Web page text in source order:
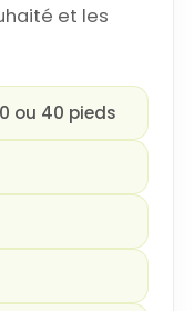
et les
ou 40 pieds